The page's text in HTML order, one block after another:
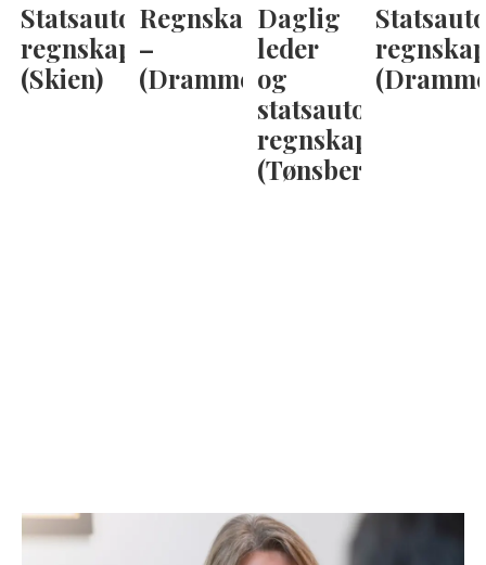
Statsautorisert
regnskapsfører
(Skien)
Regnskapskonsulent
–
(Drammen)
Daglig
leder
og
statsautorisert
regnskapsfører
(Tønsberg)